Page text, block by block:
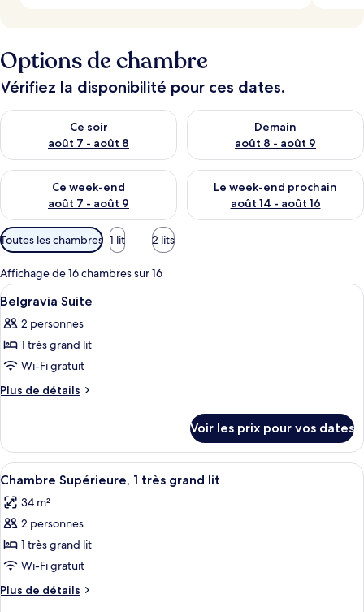
Options de chambre
Vérifiez la disponibilité pour ces dates.
Ce soir
août 7 - août 8
Vérifier la disponibilité pour ce soir août 7 - août 8
Demain
août 8 - août 9
Vérifier la disponibilité pour
Ce week-end
août 7 - août 9
Vérifier la disponibilité pour ce week-end août 7 - août 9
Le week-end prochain
août 14 - août 16
Vérifier la disponibilité pour
Filtres
disponibles
pour
les
chambres
Toutes les chambres 1 lit 2 lits
Affichage de 16 chambres sur 16
Afficher
toutes
les
photos
pour
ce
chambre :
Belgravia
Suite
Minibar, coffres-forts dans les
4
Belgravia Suite
2 personnes
1 très grand lit
Wi-Fi gratuit
Plus de détails
Plus
le
type
de
Belgravia
Suite
Voir les prix pour vos dates
Afficher
toutes
les
photos
pour
ce
type
de
8
Chambre Supérieure, 1 très grand lit
34 m²
2 personnes
1 très grand lit
Wi-Fi gratuit
Plus de détails
Plus